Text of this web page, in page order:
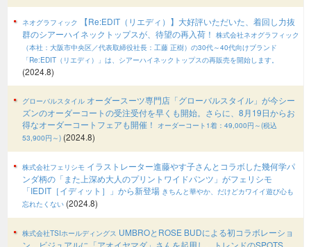
ネオグラフィック
【Re:EDIT（リエディ）】大好評いただいた、着回し力抜
群のシアーハイネックトップスが、待望の再入荷！ 株式会社ネオグラフィック
（本社：大阪市中央区／代表取締役社長：工藤 正樹）の30代～40代向けブランド
「Re:EDIT（リエディ）」は、シアーハイネックトップスの再販売を開始します。
(2024.8)
グローバルスタイル オーダースーツ専門店「グローバルスタイル」が今シー
ズンのオーダーコートの受注受付を早くも開始。さらに、8月19日からお
得なオーダーコートフェアも開催！ オーダーコート1着：49,000円～(税込
53,900円～) (2024.8)
株式会社フェリシモ イラストレーター進藤やす子さんとコラボした幾何学パ
ンダ柄の「また上深め大人のプリントワイドパンツ」がフェリシモ
「IEDIT［イディット］」から新登場 きちんと華やか、だけどカワイイ遊び心も
忘れたくない (2024.8)
株式会社TSIホールディングス UMBROとROSE BUDによる初コラボレーショ